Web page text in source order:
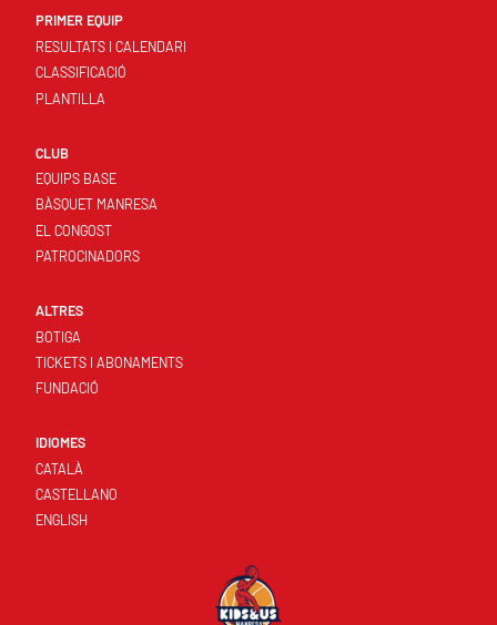
PRIMER EQUIP
RESULTATS I CALENDARI
CLASSIFICACIÓ
PLANTILLA
CLUB
EQUIPS BASE
BÀSQUET MANRESA
EL CONGOST
PATROCINADORS
ALTRES
BOTIGA
TICKETS I ABONAMENTS
FUNDACIÓ
IDIOMES
CATALÀ
CASTELLANO
ENGLISH